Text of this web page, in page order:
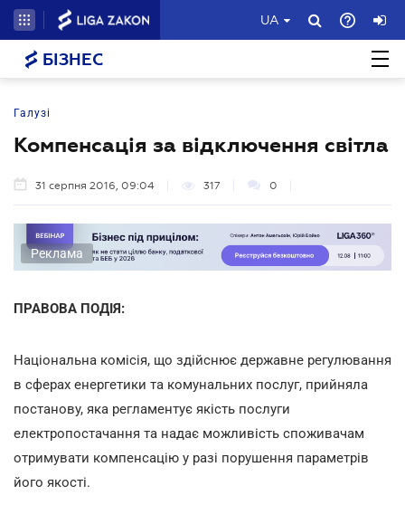
UA
БІЗНЕС
Галузі
Компенсація за відключення світла
31 серпня 2016, 09:04 317 0
Реклама
ПРАВОВА ПОДІЯ:
Національна комісія, що здійснює державне регулювання
в сферах енергетики та комунальних послуг, прийняла
постанову, яка регламентує якість послуги
електропостачання та надає можливість споживачам
отримувати компенсацію у разі порушення параметрів
його якості.